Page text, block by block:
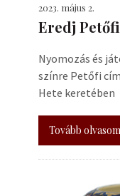
2023. május 2.
Eredj
Nyomozás és
színre Petőfi
Hete keretében
Tovább